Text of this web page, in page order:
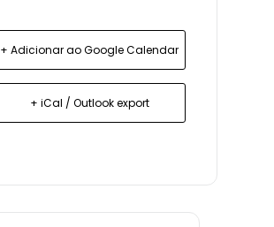
+ Adicionar ao Google Calendar
+ iCal / Outlook export